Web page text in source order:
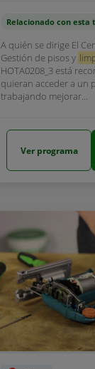
Relacionado con esta
A quién se dirige El
Gestión de pisos y
HOTA0208_3 está
quieran acceder a un
trabajando mejorar...
Ver programa